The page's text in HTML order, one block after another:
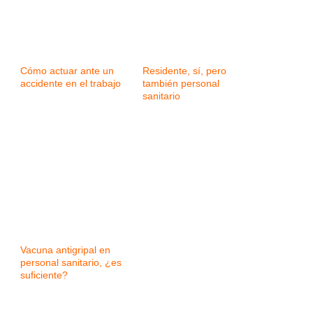
Cómo actuar ante un
accidente en el trabajo
Residente, sí, pero
también personal
sanitario
Vacuna antigripal en
personal sanitario, ¿es
suficiente?